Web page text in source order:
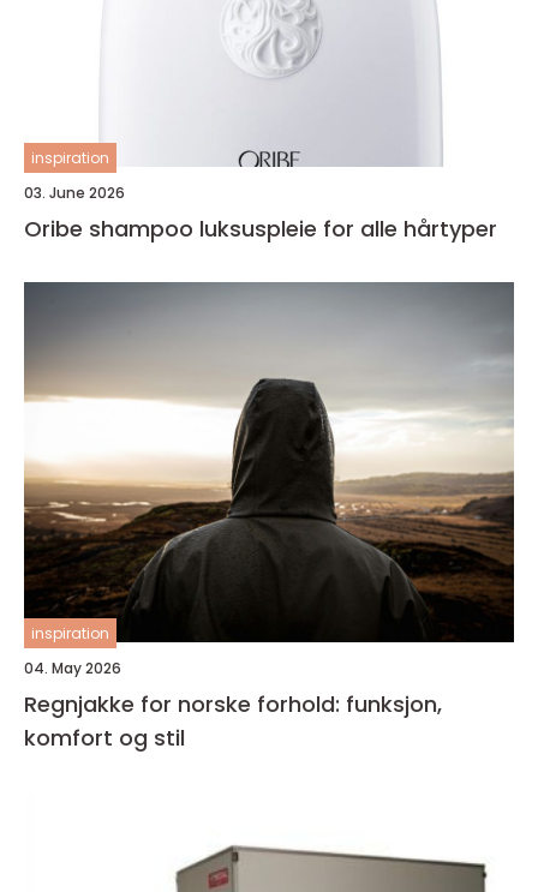
inspiration
03. June 2026
Oribe shampoo luksuspleie for alle hårtyper
inspiration
04. May 2026
Regnjakke for norske forhold: funksjon,
komfort og stil